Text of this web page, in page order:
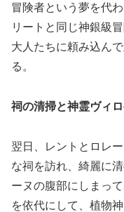
冒険者という夢を代
リートと同じ神銀級
大人たちに頼み込ん
る。
祠の清掃と神霊ヴィ
翌日、レントとロレ
な祠を訪れ、綺麗に
ーヌの腹部にしまっ
を依代にして、植物